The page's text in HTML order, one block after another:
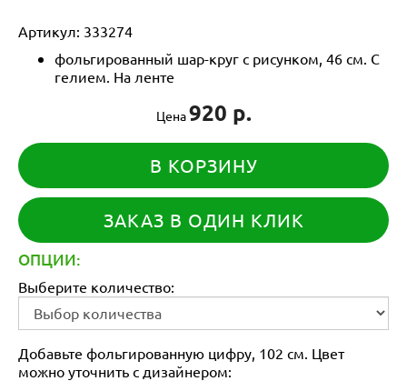
Артикул: 333274
фольгированный шар-круг с рисунком, 46 см. С
гелием. На ленте
Цена920 р.
В КОРЗИНУ
ЗАКАЗ В ОДИН КЛИК
ОПЦИИ:
Выберите количество:
Добавьте фольгированную цифру, 102 см. Цвет
можно уточнить с дизайнером: